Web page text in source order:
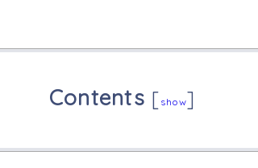
Contents [ show]